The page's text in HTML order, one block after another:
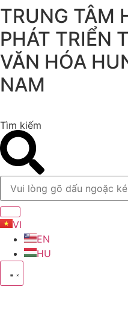
Chuyển
đến
nội
dung
TRUNG TÂM
PHÁT TRIỂN
VĂN HÓA
NAM
Tìm kiếm
VI
EN
HU